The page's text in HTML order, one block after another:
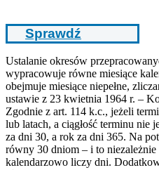
Sprawdź
Ustalanie okresów
wypracowuje równe miesiące
obejmuje miesiące niepełne,
ustawie z 23 kwietnia 1964 r. –
Zgodnie z art. 114 k.c., jeżeli
lub latach, a ciągłość terminu nie
za dni 30, a rok za dni 365. Na
równy 30 dniom – i to
kalendarzowo liczy dni.